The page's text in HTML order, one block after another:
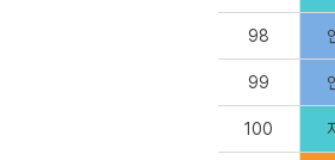
98
99
100